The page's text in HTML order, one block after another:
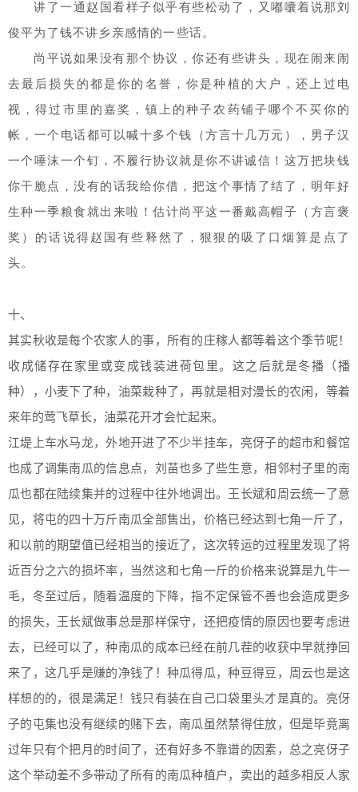
讲了一通赵国看样子似乎有些松动了，又嘟囔着说那刘
俊平为了钱不讲乡亲感情的一些话。
尚平说如果没有那个协议，你还有些讲头，现在闹来闹
去最后损失的都是你的名誉，你是种植的大户，还上过电
视，得过市里的嘉奖，镇上的种子农药铺子哪个不买你的
帐，一个电话都可以喊十多个钱（方言十几万元），男子汉
一个唾沫一个钉，不履行协议就是你不讲诚信！这万把块钱
你干脆点，没有的话我给你借，把这个事情了结了，明年好
生种一季粮食就出来啦！估计尚平这一番戴高帽子（方言褒
奖）的话说得赵国有些释然了，狠狠的吸了口烟算是点了
头。
十、
其实秋收是每个农家人的事，所有的庄稼人都等着这个季节呢！
收成储存在家里或变成钱装进荷包里。这之后就是冬播（播
种），小麦下了种，油菜栽种了，再就是相对漫长的农闲，等着
来年的莺飞草长，油菜花开才会忙起来。
江堤上车水马龙，外地开进了不少半挂车，亮伢子的超市和餐馆
也成了调集南瓜的信息点，刘苗也多了些生意，相邻村子里的南
瓜也都在陆续集并的过程中往外地调出。王长斌和周云统一了意
见，将屯的四十万斤南瓜全部售出，价格已经达到七角一斤了，
和以前的期望值已经相当的接近了，这次转运的过程里发现了将
近百分之六的损坏率，当然这和七角一斤的价格来说算是九牛一
毛，冬至过后，随着温度的下降，指不定保管不善也会造成更多
的损失，王长斌做事总是那样保守，还把疫情的原因也要考虑进
去，已经可以了，种南瓜的成本已经在前几茬的收获中早就挣回
来了，这几乎是赚的净钱了！种瓜得瓜，种豆得豆，周云也是这
样想的的，很是满足！钱只有装在自己口袋里头才是真的。亮伢
子的屯集也没有继续的赌下去，南瓜虽然禁得住放，但是毕竟离
过年只有个把月的时间了，还有好多不靠谱的因素，总之亮伢子
这个举动差不多带动了所有的南瓜种植户，卖出的越多相反人家